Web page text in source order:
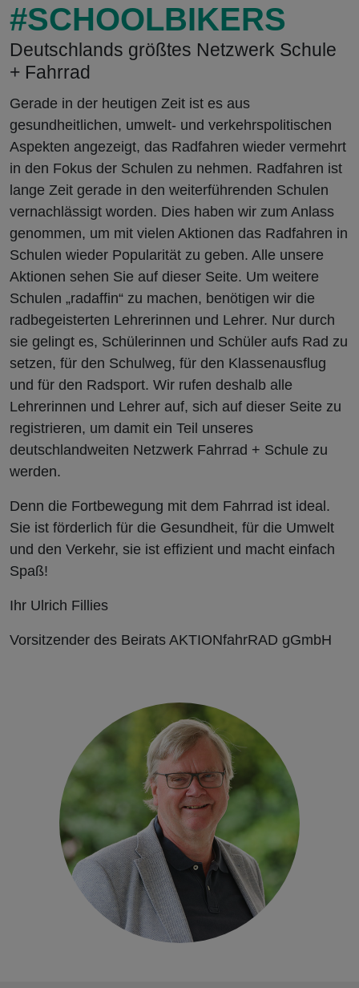
#SCHOOLBIKERS
Deutschlands größtes Netzwerk Schule
+ Fahrrad
Gerade in der heutigen Zeit ist es aus
gesundheitlichen, umwelt- und verkehrspolitischen
Aspekten angezeigt, das Radfahren wieder vermehrt
in den Fokus der Schulen zu nehmen. Radfahren ist
lange Zeit gerade in den weiterführenden Schulen
vernachlässigt worden. Dies haben wir zum Anlass
genommen, um mit vielen Aktionen das Radfahren in
Schulen wieder Popularität zu geben. Alle unsere
Aktionen sehen Sie auf dieser Seite. Um weitere
Schulen „radaffin“ zu machen, benötigen wir die
radbegeisterten Lehrerinnen und Lehrer. Nur durch
sie gelingt es, Schülerinnen und Schüler aufs Rad zu
setzen, für den Schulweg, für den Klassenausflug
und für den Radsport. Wir rufen deshalb alle
Lehrerinnen und Lehrer auf, sich auf dieser Seite zu
registrieren, um damit ein Teil unseres
deutschlandweiten Netzwerk Fahrrad + Schule zu
werden.
Denn die Fortbewegung mit dem Fahrrad ist ideal.
Sie ist förderlich für die Gesundheit, für die Umwelt
und den Verkehr, sie ist effizient und macht einfach
Spaß!
Ihr Ulrich Fillies
Vorsitzender des Beirats AKTIONfahrRAD gGmbH